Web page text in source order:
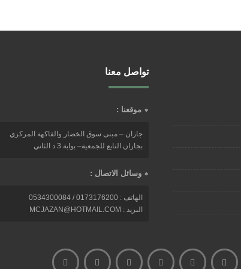
تواصل معنا
موقعنا :
جازان – مبنى سوق الخضار والفاكهة المركزي
بجازان التابع للجمعية– بوابة 3 د الثاني
وسائل الاتصال :
الهاتف : 0173176200 / 0534300084
البريد : MCJAZAN@HOTMAIL.COM